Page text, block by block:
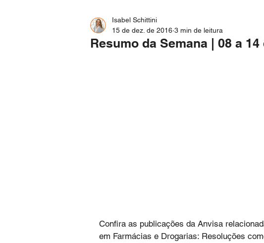
Resumo da Semana | 08 a
Isabel Schittini
15 de dez. de 2016 3 min de leitura
Confira as publicações da Anvisa
em Farmácias e Drogarias: Resoluções